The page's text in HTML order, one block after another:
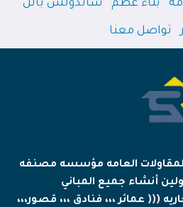
بناء عظم ساندوتش بانل
تواصل معنا
العامه مؤسسه مصنفه
أنشاء جميع المباني
((( عمائر ،،، فنادق ،،، قصور،،،